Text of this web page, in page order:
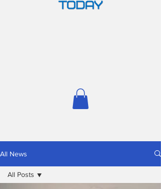
All News
All Posts